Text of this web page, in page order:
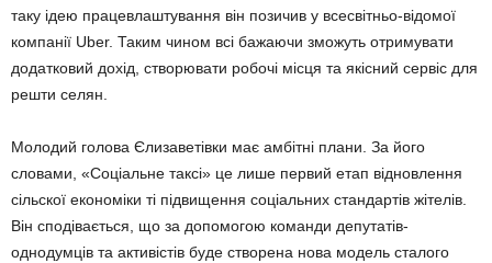
таку ідею працевлаштування він позичив у всесвітньо-відомої
компанії Uber. Таким чином всі бажаючи зможуть отримувати
додатковий дохід, створювати робочі місця та якісний сервіс для
решти селян.
Молодий голова Єлизаветівки має амбітні плани. За його
словами, «Соціальне таксі» це лише первий етап відновлення
сільскої економіки ті підвищення соціальних стандартів жітелів.
Він сподівається, що за допомогою команди депутатів-
однодумців та активістів буде створена нова модель сталого